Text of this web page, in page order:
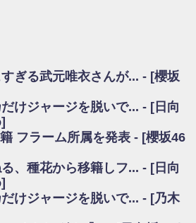
日向坂46】富田鈴花1st写真集、発売記念記者
/ 【日向坂46】河田陽菜卒業の影響、ガチでデ
ュース・情報・話題をピックアップ / れなッ
遠藤理子、8/6「ラヴィット！」水曜スタジオ出
め / 【櫻坂46】田村保乃だけジャージを脱いで
日向坂46】若林さん「笑えないぐらい師匠だ
共演の様子がこちら！【激レアさん】
元日向坂46】情報解禁前で言えない！？丹生
すぎる武元唯衣さんが... - [櫻坂
だけジャージを脱いで... - [日向
フラーム所属を発表 - [櫻坂46
る、種花から移籍しフ... - [日向
だけジャージを脱いで... - [乃木